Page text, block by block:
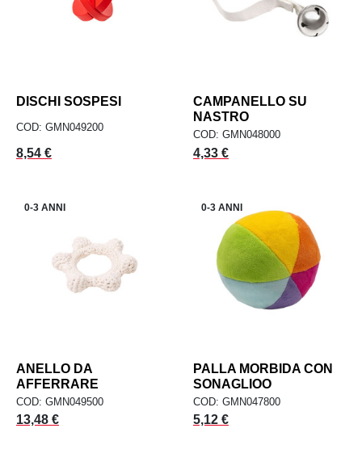
DISCHI SOSPESI
COD: GMN049200
Prezzo
8,54 €
CAMPANELLO SU
NASTRO
COD: GMN048000
Prezzo
4,33 €
0-3 ANNI
ANELLO DA
AFFERRARE
COD: GMN049500
Prezzo
13,48 €
0-3 ANNI
PALLA MORBIDA CON
SONAGLIOO
COD: GMN047800
Prezzo
5,12 €